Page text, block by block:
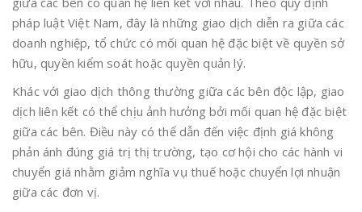
pháp luật Việt Nam, đây là những giao dịch diễn ra giữa các
doanh nghiệp, tổ chức có mối quan hệ đặc biệt về quyền sở
hữu, quyền kiểm soát hoặc quyền quản lý.
Khác với giao dịch thông thường giữa các bên độc lập, giao
dịch liên kết có thể chịu ảnh hưởng bởi mối quan hệ đặc biệt
giữa các bên. Điều này có thể dẫn đến việc định giá không
phản ánh đúng giá trị thị trường, tạo cơ hội cho các hành vi
chuyển giá nhằm giảm nghĩa vụ thuế hoặc chuyển lợi nhuận
giữa các đơn vị.